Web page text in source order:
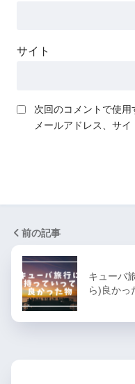
サイト
次回のコメントで使用
メールアドレス、サイ
前の記事
キューバ
ら)良かっ